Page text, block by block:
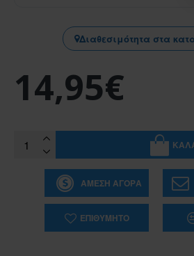
Διαθεσιμότητα στα
14,95€
ΆΜΕΣΗ ΑΓΟΡΆ
ΕΠΙΘΥΜΗΤΌ